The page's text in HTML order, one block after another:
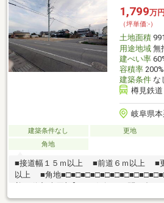
1,799万円
（坪単価:-）
土地面積
用途地域無
建ぺい率
容積率200%
建築条件な
樽見鉄
岐阜県
建築条件なし 更地
角地
■接道幅１５ｍ以上 ■前道６ｍ以上 ■
以上 ■角地
黄色い店舗・黄色い看板・黄色い車を見